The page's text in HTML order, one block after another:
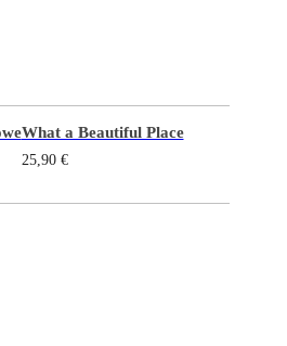
What a Beautiful Place
25,90 €